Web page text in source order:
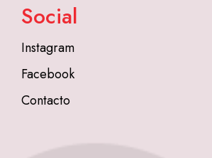
Social
Instagram
Facebook
Contacto